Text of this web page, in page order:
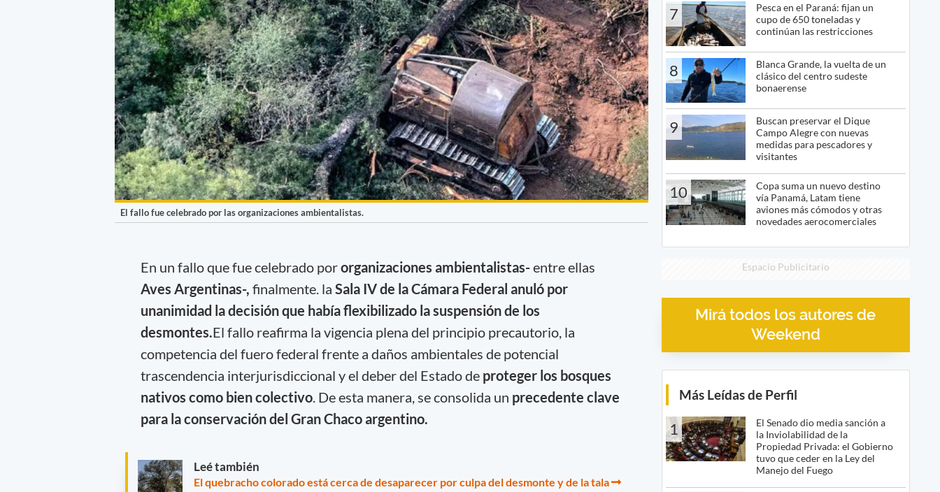
El fallo fue celebrado por las organizaciones ambientalistas.
En un fallo que fue celebrado pororganizaciones ambientalistas-entre ellas
Aves Argentinas-, finalmente. la Sala IV de la Cámara Federal anuló por
unanimidad la decisión que había flexibilizado la suspensión de los
desmontes.El fallo reafirma la vigencia plena del principio precautorio, la
competencia del fuero federal frente a daños ambientales de potencial
trascendencia interjurisdiccional y el deber del Estado deproteger los bosques
nativos como bien colectivo. De esta manera, se consolida un precedente clave
para la conservación del Gran Chaco argentino.
Leé también
El quebracho colorado está cerca de desaparecer por culpa del desmonte y de la tala
7
Pesca en el Paraná: fijan un
cupo de 650 toneladas y
continúan las restricciones
8
Blanca Grande, la vuelta de un
clásico del centro sudeste
bonaerense
9
Buscan preservar el Dique
Campo Alegre con nuevas
medidas para pescadores y
visitantes
10
Copa suma un nuevo destino
vía Panamá, Latam tiene
aviones más cómodos y otras
novedades aerocomerciales
Espacio Publicitario
Mirá todos los autores de
Weekend
Más Leídas de Perfil
1
El Senado dio media sanción a
la Inviolabilidad de la
Propiedad Privada: el Gobierno
tuvo que ceder en la Ley del
Manejo del Fuego